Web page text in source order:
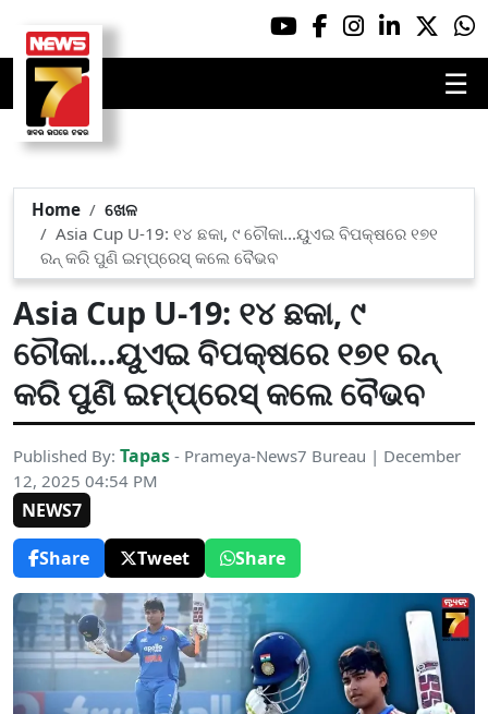
☰
Home
ଖେଳ
Asia Cup U-19: ୧୪ ଛକା, ୯ ଚୌକା...ୟୁଏଇ ବିପକ୍ଷରେ ୧୭୧
ରନ୍ କରି ପୁଣି ଇମ୍ପ୍ରେସ୍ କଲେ ବୈଭବ
Asia Cup U-19: ୧୪ ଛକା, ୯
ଚୌକା...ୟୁଏଇ ବିପକ୍ଷରେ ୧୭୧ ରନ୍
କରି ପୁଣି ଇମ୍ପ୍ରେସ୍ କଲେ ବୈଭବ
Published By: Tapas - Prameya-News7 Bureau | December
12, 2025 04:54 PM
NEWS7
Share
Tweet Share